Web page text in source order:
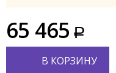
65 465
В КОРЗИНУ